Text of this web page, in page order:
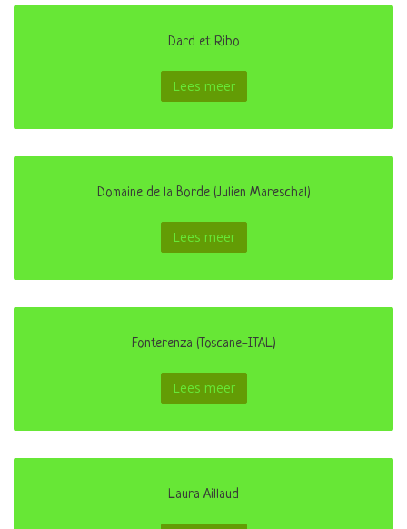
Dard et Ribo
Lees meer
Domaine de la Borde (Julien Mareschal)
Lees meer
Fonterenza (Toscane-ITAL)
Lees meer
Laura Aillaud